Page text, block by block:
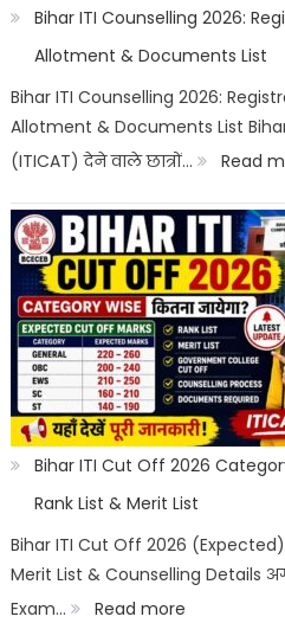
Bihar ITI Counselling 2026:
Allotment & Documents List
Bihar ITI Counselling 2026:
Allotment & Documents List
(ITICAT) देने वाले छात्रों…
Read
Bihar ITI Cut Off 2026
Rank List & Merit List
Bihar ITI Cut Off 2026
Merit List & Counselling Details
Exam…
Read more: